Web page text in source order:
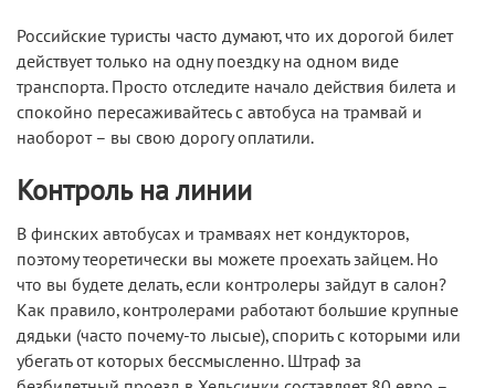
Российские туристы часто думают, что их дорогой билет
действует только на одну поездку на одном виде
транспорта. Просто отследите начало действия билета и
спокойно пересаживайтесь с автобуса на трамвай и
наоборот – вы свою дорогу оплатили.
Контроль на линии
В финских автобусах и трамваях нет кондукторов,
поэтому теоретически вы можете проехать зайцем. Но
что вы будете делать, если контролеры зайдут в салон?
Как правило, контролерами работают большие крупные
дядьки (часто почему-то лысые), спорить с которыми или
убегать от которых бессмысленно. Штраф за